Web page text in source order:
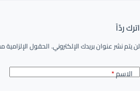
اترك ردّاً
لن يتم نشر عنوان بريدك الإلكتروني.الحقول الإلزامية
الاسم*